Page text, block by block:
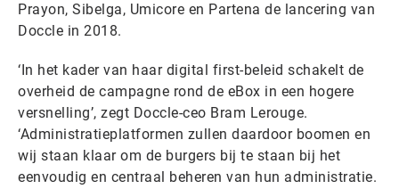
Prayon, Sibelga, Umicore en Partena de lancering van
Doccle in 2018.
‘In het kader van haar digital first-beleid schakelt de
overheid de campagne rond de eBox in een hogere
versnelling’, zegt Doccle-ceo Bram Lerouge.
‘Administratieplatformen zullen daardoor boomen en
wij staan klaar om de burgers bij te staan bij het
eenvoudig en centraal beheren van hun administratie.